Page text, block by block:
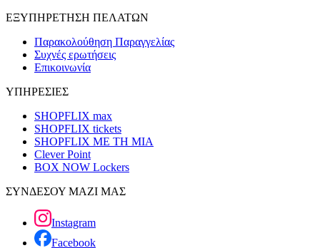
ΕΞΥΠΗΡΕΤΗΣΗ ΠΕΛΑΤΩΝ
Παρακολούθηση Παραγγελίας
Συχνές ερωτήσεις
Επικοινωνία
ΥΠΗΡΕΣΙΕΣ
SHOPFLIX max
SHOPFLIX tickets
SHOPFLIX ΜΕ ΤΗ ΜΙΑ
Clever Point
BOX NOW Lockers
ΣΥΝΔΕΣΟΥ ΜΑΖΙ ΜΑΣ
Instagram
Facebook